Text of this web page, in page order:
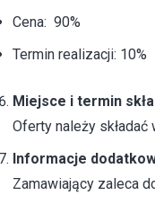
Cena: 90%
Termin realizacji: 10%
Miejsce i termin
Oferty należy
Informacje
Zamawiający zaleca